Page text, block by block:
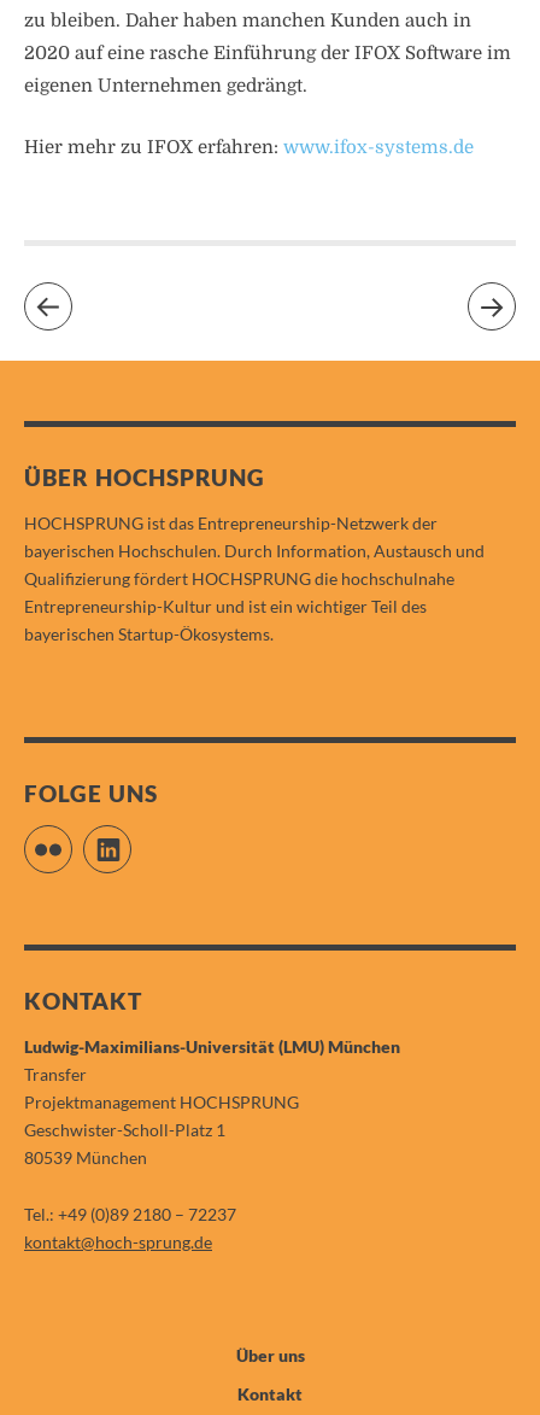
zu bleiben. Daher haben manchen Kunden auch in
2020 auf eine rasche Einführung der IFOX Software im
eigenen Unternehmen gedrängt.
Hier mehr zu IFOX erfahren: www.ifox-systems.de
ÜBER HOCHSPRUNG
HOCHSPRUNG ist das Entrepreneurship-Netzwerk der
bayerischen Hochschulen. Durch Information, Austausch und
Qualifizierung fördert HOCHSPRUNG die hochschulnahe
Entrepreneurship-Kultur und ist ein wichtiger Teil des
bayerischen Startup-Ökosystems.
FOLGE UNS
Flickr LinkedIn
KONTAKT
Ludwig-Maximilians-Universität (LMU) München
Transfer
Projektmanagement HOCHSPRUNG
Geschwister-Scholl-Platz 1
80539 München
Tel.: +49 (0)89 2180 – 72237
kontakt@hoch-sprung.de
Über uns
Kontakt